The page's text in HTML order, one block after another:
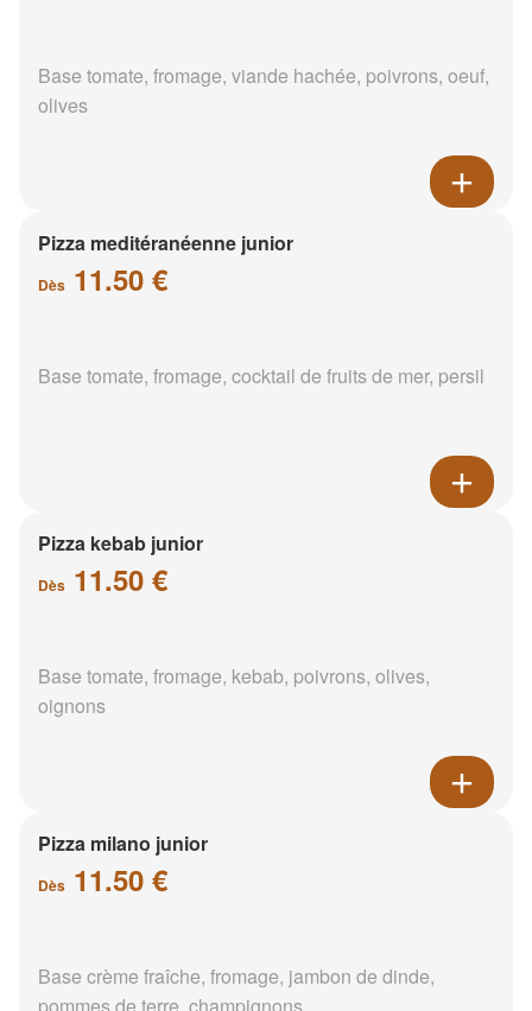
Base tomate, fromage, viande hachée, poivrons, oeuf,
olives
Pizza meditéranéenne junior
Dès 11.50 €
Base tomate, fromage, cocktail de fruits de mer, persil
Pizza kebab junior
Dès 11.50 €
Base tomate, fromage, kebab, poivrons, olives,
oignons
Pizza milano junior
Dès 11.50 €
Base crème fraîche, fromage, jambon de dinde,
pommes de terre, champignons